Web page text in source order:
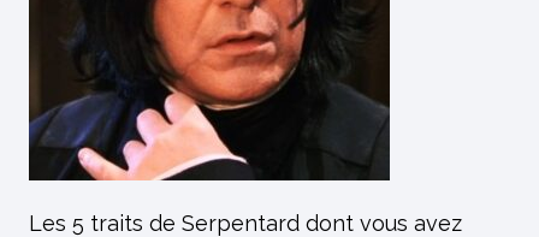
Les 5 traits de Serpentard dont vous avez